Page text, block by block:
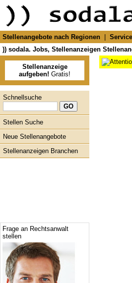
Stellenangebote nach Regionen
)) sodala. Jobs, Stellenanzeigen
Stellenanzeige
aufgeben! Gratis!
Schnellsuche
Stellen Suche
Neue Stellenangebote
Stellenanzeigen Branchen
Frage an Rechtsanwalt
stellen